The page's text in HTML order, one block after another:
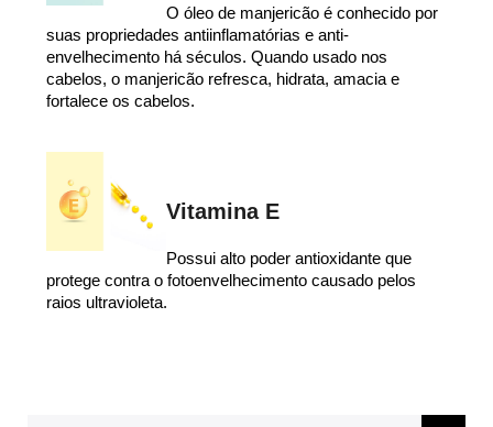
O óleo de manjericão é conhecido por
suas propriedades antiinflamatórias e anti-
envelhecimento há séculos. Quando usado nos
cabelos, o manjericão refresca, hidrata, amacia e
fortalece os cabelos.
Vitamina E
Possui alto poder antioxidante que
protege contra o fotoenvelhecimento causado pelos
raios ultravioleta.